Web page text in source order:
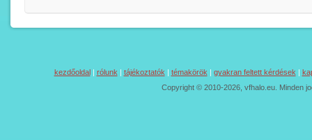
kezdőoldal| rólunk | tájékoztatók | témakörök | gyakran feltett kérdések |
Copyright © 2010-2026, vfhalo.eu. Minden